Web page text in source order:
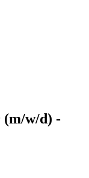
(m/w/d) -